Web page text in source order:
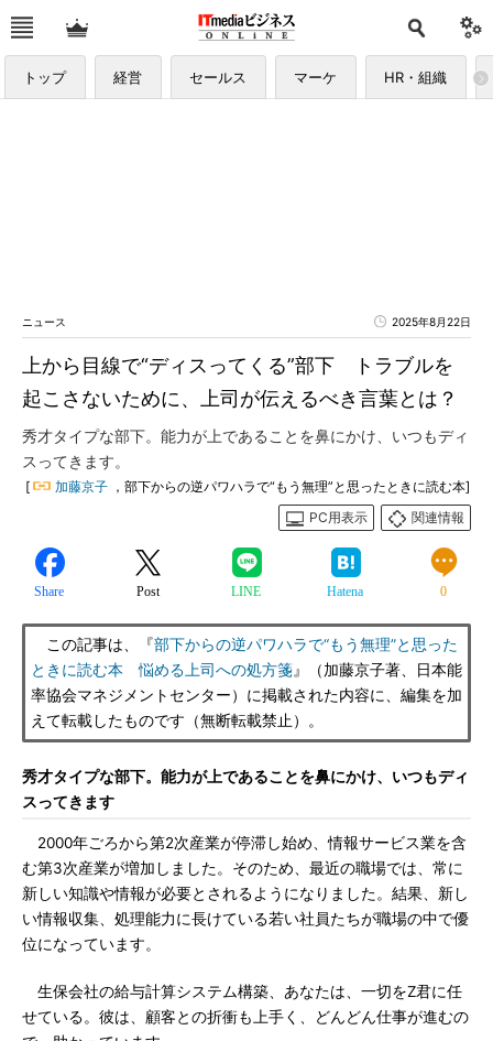
トップ 経営 セールス マーケ HR・組織
ニュース 2025年8月22日
上から目線で“ディスってくる”部下 トラブルを
起こさないために、上司が伝えるべき言葉とは？
秀才タイプな部下。能力が上であることを鼻にかけ、いつもディ
スってきます。
[ 加藤京子 ，部下からの逆パワハラで“もう無理”と思ったときに読む本]
PC用表示
関連情報
Share Post LINE Hatena 0
この記事は、『部下からの逆パワハラで“もう無理”と思った
ときに読む本 悩める上司への処方箋』（加藤京子著、日本能
率協会マネジメントセンター）に掲載された内容に、編集を加
えて転載したものです（無断転載禁止）。
秀才タイプな部下。能力が上であることを鼻にかけ、いつもディ
スってきます
2000年ごろから第2次産業が停滞し始め、情報サービス業を含
む第3次産業が増加しました。そのため、最近の職場では、常に
新しい知識や情報が必要とされるようになりました。結果、新し
い情報収集、処理能力に長けている若い社員たちが職場の中で優
位になっています。
生保会社の給与計算システム構築、あなたは、一切をZ君に任
せている。彼は、顧客との折衝も上手く、どんどん仕事が進むの